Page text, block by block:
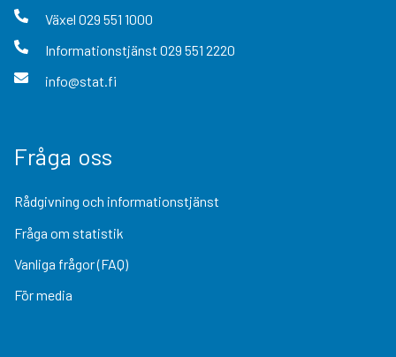
Växel 029 551 1000
Informationstjänst 029 551 2220
info@stat.fi
Fråga oss
Rådgivning och informationstjänst
Fråga om statistik
Vanliga frågor (FAQ)
För media